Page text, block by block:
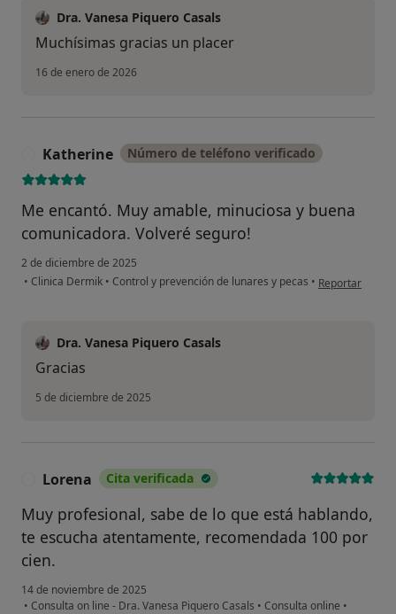
Dra. Vanesa Piquero Casals
Muchísimas gracias un placer
16 de enero de 2026
Katherine Número de teléfono verificado
Me encantó. Muy amable, minuciosa y buena
comunicadora. Volveré seguro!
2 de diciembre de 2025
• Clinica Dermik • Control y prevención de lunares y pecas • en opinión del
Reportar
Dra. Vanesa Piquero Casals
Gracias
5 de diciembre de 2025
Lorena Cita verificada
Muy profesional, sabe de lo que está hablando,
te escucha atentamente, recomendada 100 por
cien.
14 de noviembre de 2025
• Consulta on line - Dra. Vanesa Piquero Casals • Consulta online •